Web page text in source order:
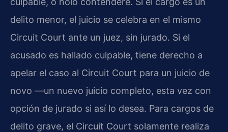
delito menor, el juicio se celebra en el mismo
Circuit Court ante un juez, sin jurado. Si el
acusado es hallado culpable, tiene derecho a
apelar el caso al Circuit Court para un juicio de
novo —un nuevo juicio completo, esta vez con
opción de jurado si así lo desea. Para cargos de
delito grave, el Circuit Court solamente realiza